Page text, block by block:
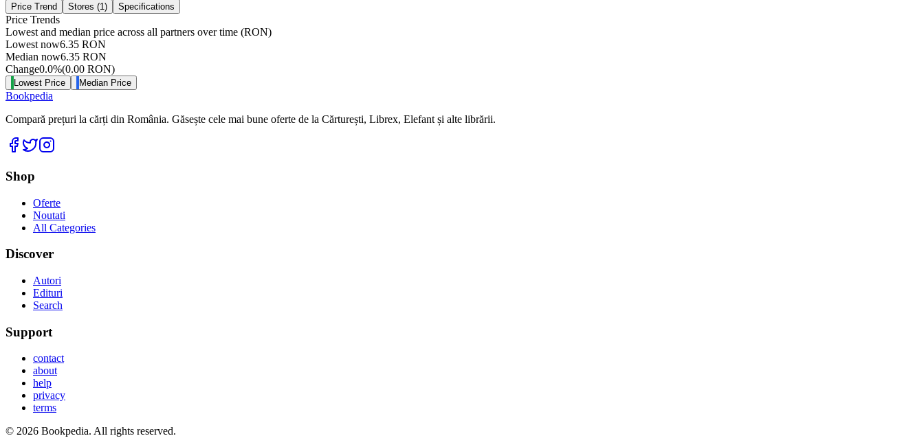
Price Trend Stores (1) Specifications
Price Trends
Lowest and median price across all partners over time (RON)
Lowest now6.35 RON
Median now6.35 RON
Change0.0%(0.00 RON)
Lowest Price Median Price
Bookpedia
Compară prețuri la cărți din România. Găsește cele mai bune oferte de la Cărturești, Librex, Elefant și alte librării.
Facebook
Twitter
Shop
Oferte
Noutati
All Categories
Discover
Autori
Edituri
Search
Support
contact
about
help
privacy
terms
© 2026 Bookpedia. All rights reserved.